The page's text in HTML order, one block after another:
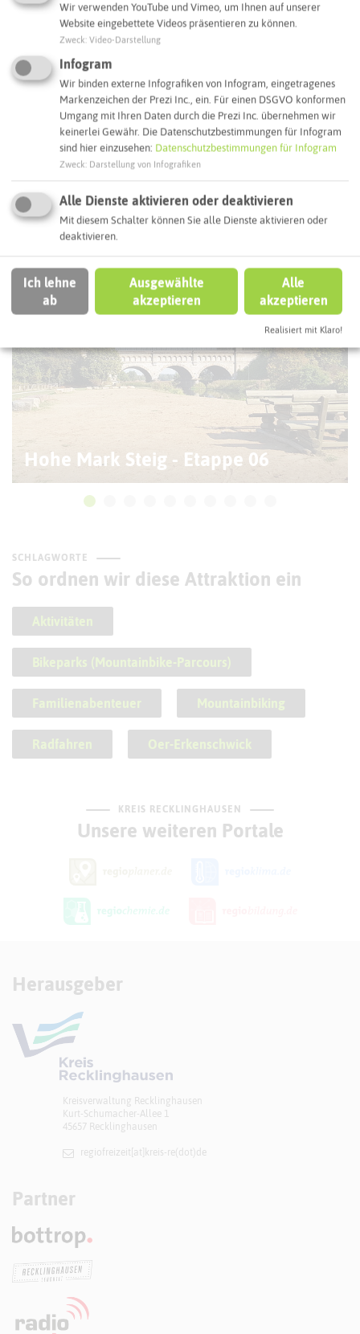
Routenplanung zum Ziel:
ÖPNV-Route finden
Autoroute finden
Was ihr hier noch erleben könnt
Hohe Mark Steig - Etappe 06
SCHLAGWORTE
So ordnen wir diese Attraktion ein
Aktivitäten
Bikeparks (Mountainbike-Parcours)
Familienabenteuer Mountainbiking
Radfahren Oer-Erkenschwick
KREIS RECKLINGHAUSEN
Unsere weiteren Portale
Herausgeber
Kreisverwaltung Recklinghausen
Kurt-Schumacher-Allee 1
45657 Recklinghausen
regiofreizeit[at]​kreis-re(dot)de
Partner
Wir verwenden YouTube und Vimeo, um Ihnen auf unserer
Website eingebettete Videos präsentieren zu können.
Zweck Video-Darstellung
Infogram
Wir binden externe Infografiken von Infogram, eingetragenes
Markenzeichen der Prezi Inc., ein. Für einen DSGVO konformen
Umgang mit Ihren Daten durch die Prezi Inc. übernehmen wir
keinerlei Gewähr. Die Datenschutzbestimmungen für Infogram
sind hier einzusehen: Datenschutzbestimmungen für Infogram
Zweck Darstellung von Infografiken
Alle Dienste aktivieren oder deaktivieren
Mit diesem Schalter können Sie alle Dienste aktivieren oder
deaktivieren.
Ich lehne
ab
Ausgewählte
akzeptieren
Alle
akzeptieren
Realisiert mit Klaro!